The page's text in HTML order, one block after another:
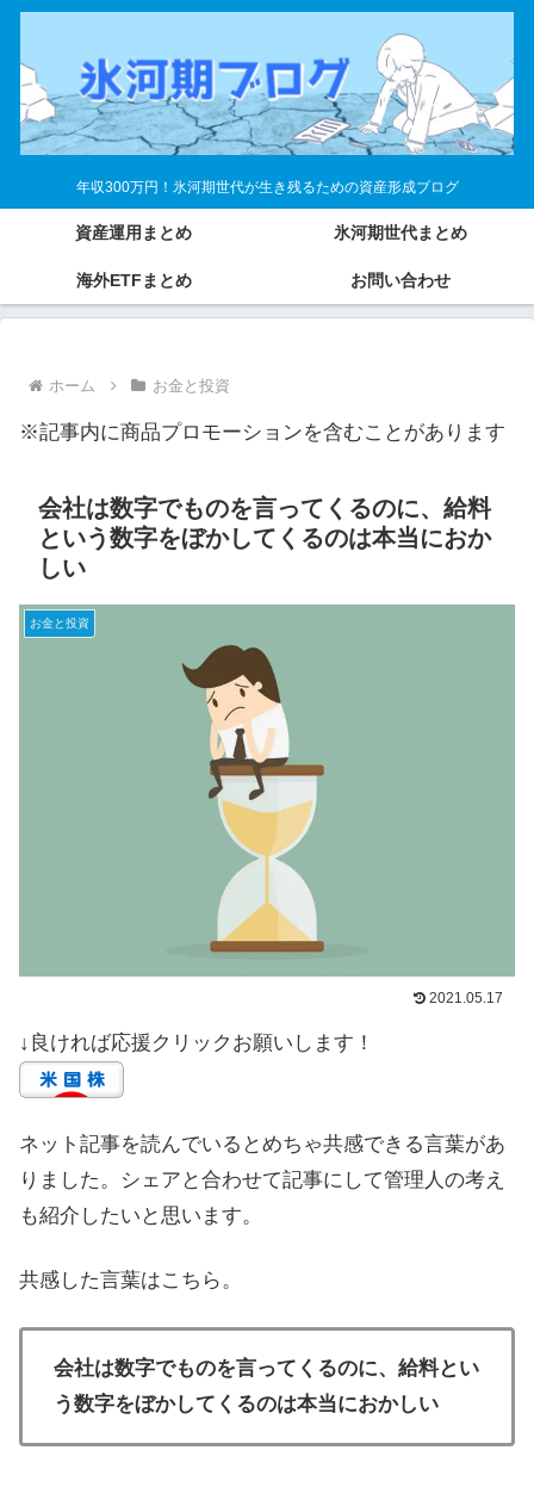
年収300万円！氷河期世代が生き残るための資産形成ブログ
資産運用まとめ 氷河期世代まとめ
海外ETFまとめ お問い合わせ
ホーム お金と投資
※記事内に商品プロモーションを含むことがあります
会社は数字でものを言ってくるのに、給料
という数字をぼかしてくるのは本当におか
しい
お金と投資
2021.05.17
↓良ければ応援クリックお願いします！
ネット記事を読んでいるとめちゃ共感できる言葉があ
りました。シェアと合わせて記事にして管理人の考え
も紹介したいと思います。
共感した言葉はこちら。
会社は数字でものを言ってくるのに、給料とい
う数字をぼかしてくるのは本当におかしい